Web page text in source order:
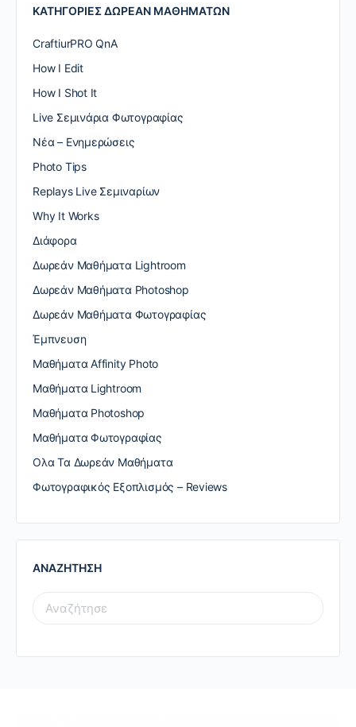
ΚΑΤΗΓΟΡΙΕΣ ΔΩΡΕΑΝ ΜΑΘΗΜΑΤΩΝ
CraftiurPRO QnA
How I Edit
How I Shot It
Live Σεμινάρια Φωτογραφίας
Nέα – Ενημερώσεις
Photo Tips
Replays Live Σεμιναρίων
Why It Works
Διάφορα
Δωρεάν Μαθήματα Lightroom
Δωρεάν Μαθήματα Photoshop
Δωρεάν Μαθήματα Φωτογραφίας
Έμπνευση
Μαθήματα Affinity Photo
Μαθήματα Lightroom
Μαθήματα Photoshop
Μαθήματα Φωτογραφίας
Ολα Τα Δωρεάν Μαθήματα
Φωτογραφικός Εξοπλισμός – Reviews
ΑΝΑΖΗΤΗΣΗ
SEARCH
FOR: